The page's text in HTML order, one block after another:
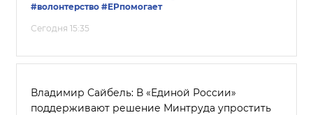
#волонтерство #ЕРпомогает
Сегодня 15:35
Владимир Сайбель: В «Единой России»
поддерживают решение Минтруда упростить